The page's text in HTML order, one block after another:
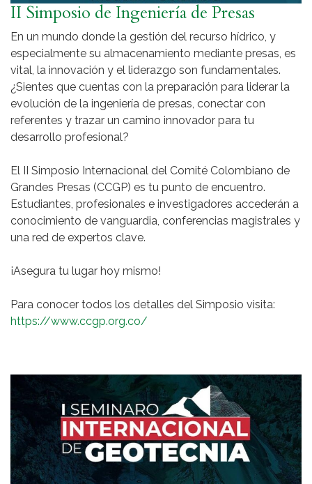
II Simposio de Ingeniería de Presas
En un mundo donde la gestión del recurso hídrico, y
especialmente su almacenamiento mediante presas, es
vital, la innovación y el liderazgo son fundamentales.
¿Sientes que cuentas con la preparación para liderar la
evolución de la ingeniería de presas, conectar con
referentes y trazar un camino innovador para tu
desarrollo profesional?
El II Simposio Internacional del Comité Colombiano de
Grandes Presas (CCGP) es tu punto de encuentro.
Estudiantes, profesionales e investigadores accederán a
conocimiento de vanguardia, conferencias magistrales y
una red de expertos clave.
¡Asegura tu lugar hoy mismo!
Para conocer todos los detalles del Simposio visita:
https://www.ccgp.org.co/